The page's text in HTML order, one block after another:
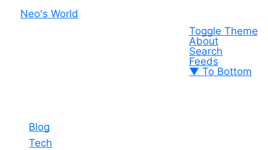
Neo's World
Toggle Theme
About
Search
Feeds
▼ To Bottom
Blog
Tech